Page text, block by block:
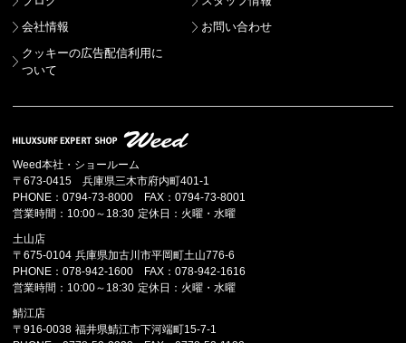
会社情報
お問い合わせ
クッキーの広告配信利用に
ついて
Weed本社・ショールーム
〒673-0415 兵庫県三木市府内町401-1
PHONE：0794-73-8000 FAX：0794-73-8001
営業時間：10:00～18:30 定休日：火曜・水曜
土山店
〒675-0104 兵庫県加古川市平岡町土山776-6
PHONE：078-942-1600 FAX：078-942-1616
営業時間：10:00～18:30 定休日：火曜・水曜
鯖江店
〒916-0038 福井県鯖江市下河端町15-7-1